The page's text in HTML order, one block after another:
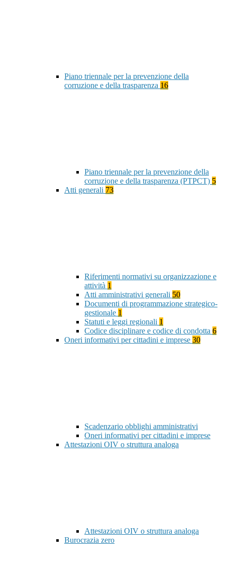
Piano triennale per la prevenzione della
corruzione e della trasparenza 16
Piano triennale per la prevenzione della
corruzione e della trasparenza (PTPCT) 5
Atti generali 73
Riferimenti normativi su organizzazione e
attività 1
Atti amministrativi generali 50
Documenti di programmazione strategico-
gestionale 1
Statuti e leggi regionali 1
Codice disciplinare e codice di condotta 6
Oneri informativi per cittadini e imprese 30
Scadenzario obblighi amministrativi
Oneri informativi per cittadini e imprese
Attestazioni OIV o struttura analoga
Attestazioni OIV o struttura analoga
Burocrazia zero